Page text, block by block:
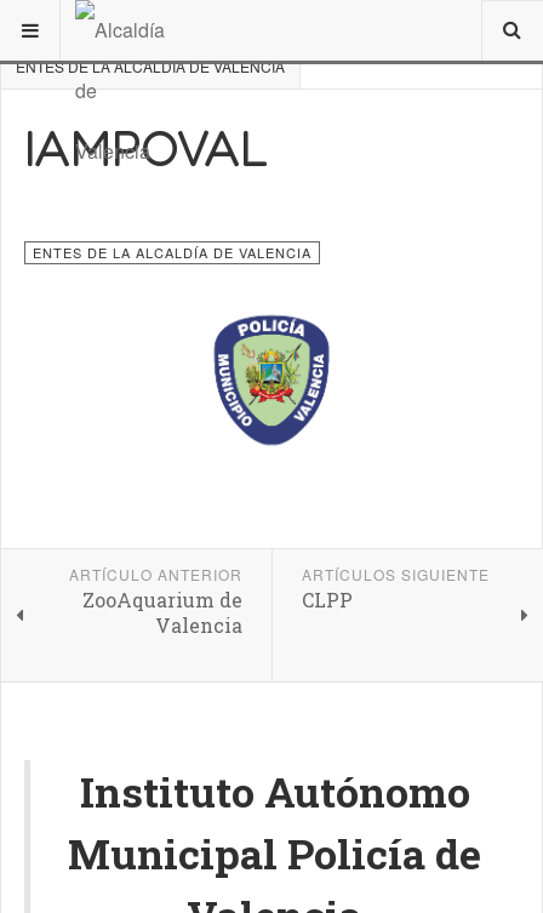
ESTÁ AQUÍ: DE INTERÉS
ENTES DE LA ALCALDÍA DE VALENCIA
IAMPOVAL
ENTES DE LA ALCALDÍA DE VALENCIA
ARTÍCULO ANTERIOR
ZooAquarium de
Valencia
ARTÍCULOS SIGUIENTE
CLPP
Instituto Autónomo
Municipal Policía de